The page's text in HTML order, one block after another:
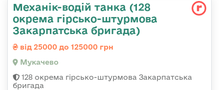
Механік-водій танка (128
окрема гірсько-штурмова
Закарпатська бригада)
від 25000 до 125000 грн
Мукачево
128 окрема гірсько-штурмова Закарпатська
бригада